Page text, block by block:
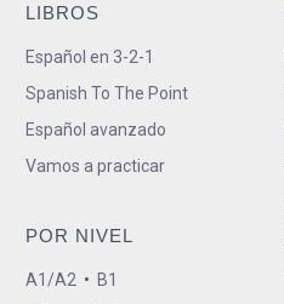
LIBROS
Español en 3-2-1
Spanish To The Point
Español avanzado
Vamos a practicar
POR NIVEL
A1/A2 • B1